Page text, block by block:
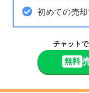
初めての売
チャット
無料